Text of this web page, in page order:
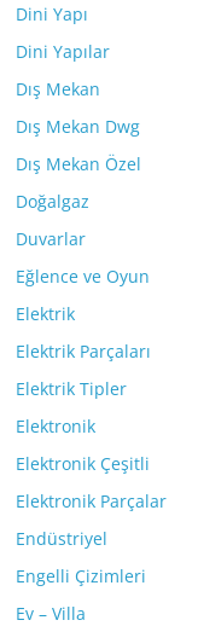
Dini Yapı
Dini Yapılar
Dış Mekan
Dış Mekan Dwg
Dış Mekan Özel
Doğalgaz
Duvarlar
Eğlence ve Oyun
Elektrik
Elektrik Parçaları
Elektrik Tipler
Elektronik
Elektronik Çeşitli
Elektronik Parçalar
Endüstriyel
Engelli Çizimleri
Ev – Villa